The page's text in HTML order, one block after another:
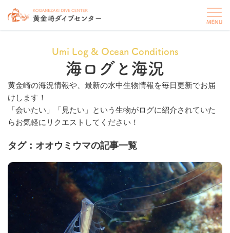
Umi Log & Ocean Conditions
海ログと海況
黄金崎の海況情報や、最新の水中生物情報を毎日更新でお届
けします！
「会いたい」「見たい」という生物がログに紹介されていた
らお気軽にリクエストしてください！
タグ：オオウミウマの記事一覧